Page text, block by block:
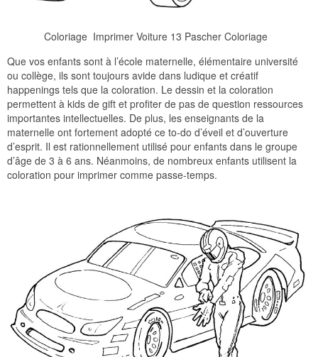
Coloriage  Imprimer Voiture 13 Pascher Coloriage 
Que vos enfants sont à l’école maternelle, élémentaire université
ou collège, ils sont toujours avide dans ludique et créatif
happenings tels que la coloration. Le dessin et la coloration
permettent à kids de gift et profiter de pas de question ressources
importantes intellectuelles. De plus, les enseignants de la
maternelle ont fortement adopté ce to-do d’éveil et d’ouverture
d’esprit. Il est rationnellement utilisé pour enfants dans le groupe
d’âge de 3 à 6 ans. Néanmoins, de nombreux enfants utilisent la
coloration pour imprimer comme passe-temps.